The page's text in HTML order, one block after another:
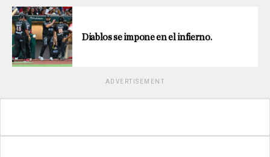
Diablos se impone en el infierno.
ADVERTISEMENT